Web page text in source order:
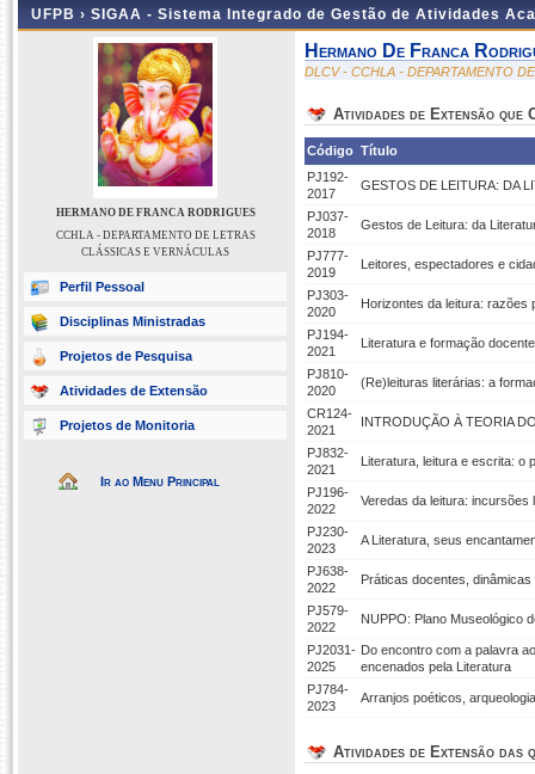
UFPB › SIGAA - Sistema Integrado de Gestão de Atividades
HERMANO DE FRANCA RODRIGUES
CCHLA - DEPARTAMENTO DE LETRAS
CLÁSSICAS E VERNÁCULAS
Perfil Pessoal
Disciplinas Ministradas
Projetos de Pesquisa
Atividades de Extensão
Projetos de Monitoria
Ir ao Menu Principal
Hermano De Franca
DLCV - CCHLA - DEPARTAMENTO
Atividades de Extensão que
Código Título
PJ192-
2017
GESTOS DE LEITURA: DA
PJ037-
2018
Gestos de Leitura: da
PJ777-
2019
Leitores, espectadores e
PJ303-
2020
Horizontes da leitura: razões
PJ194-
2021
Literatura e formação
PJ810-
2020
(Re)leituras literárias: a
CR124-
2021
INTRODUÇÃO À TEORIA
PJ832-
2021
Literatura, leitura e escrita: o
PJ196-
2022
Veredas da leitura:
PJ230-
2023
A Literatura, seus
PJ638-
2022
Práticas docentes,
PJ579-
2022
NUPPO: Plano Museológico
PJ2031-
2025
Do encontro com a palavra
encenados pela Literatura
PJ784-
2023
Arranjos poéticos,
Atividades de Extensão das